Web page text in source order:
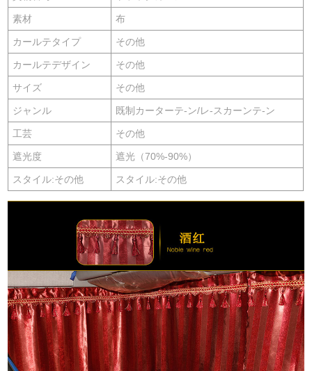
素材 布
カールテタイプ その他
カールテデザイン その他
サイズ その他
ジャンル 既制カーターテ-ン/レ-スカーンテ-ン
工芸 その他
遮光度 遮光（70%-90%）
スタイル:その他 スタイル:その他